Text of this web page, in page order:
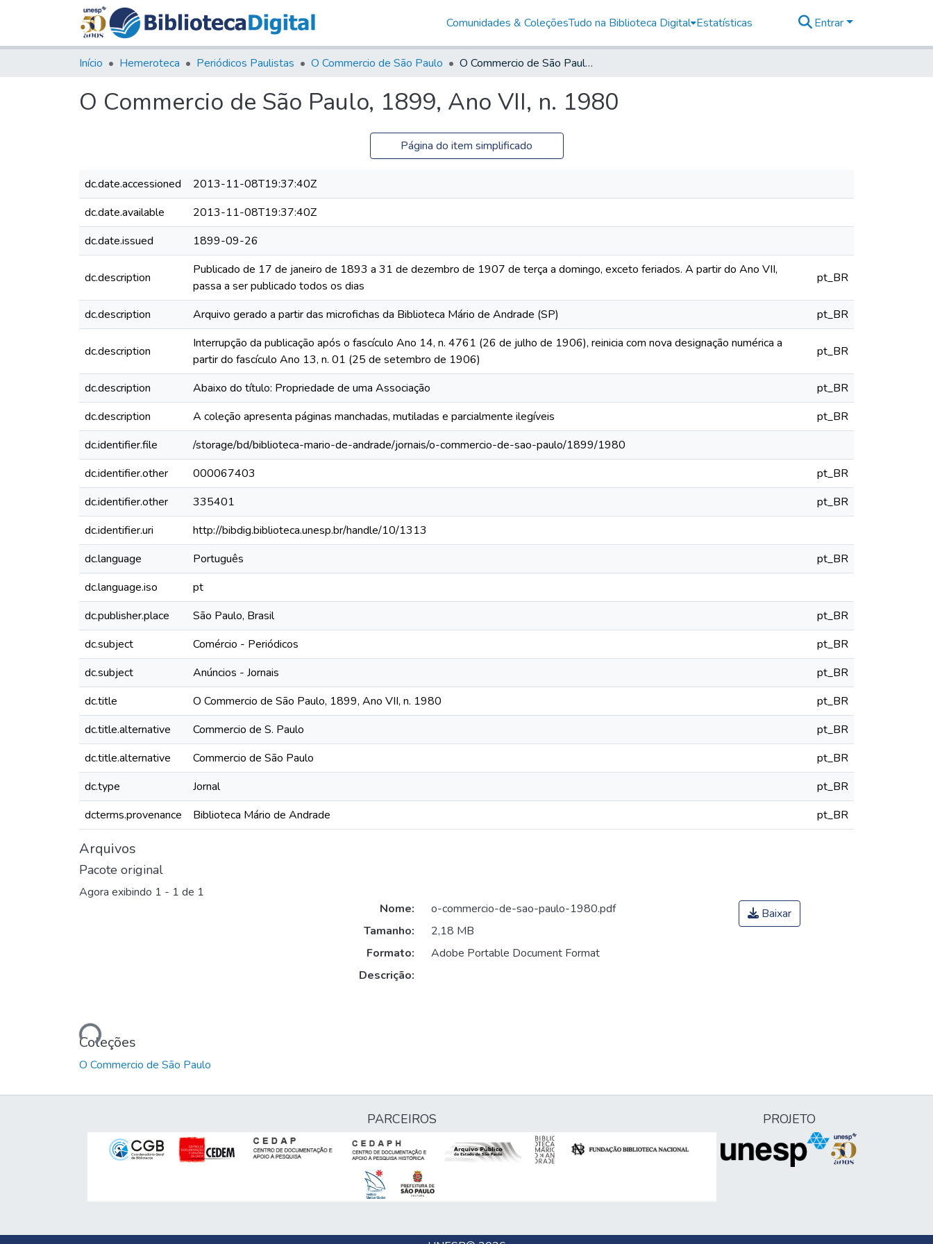
Comunidades & ColeçõesTudo na Biblioteca Digital Estatísticas Entrar
Início Hemeroteca Periódicos Paulistas O Commercio de São Paulo O Commercio de São Paulo, 1899, Ano VII, n. 1980
O Commercio de São Paulo, 1899, Ano VII, n. 1980
Página do item simplificado
dc.date.accessioned
2013-11-08T19:37:40Z
dc.date.available
2013-11-08T19:37:40Z
dc.date.issued
1899-09-26
dc.description
Publicado de 17 de janeiro de 1893 a 31 de dezembro de 1907 de terça a domingo, exceto feriados. A partir do Ano VII,
passa a ser publicado todos os dias
pt_BR
dc.description Arquivo gerado a partir das microfichas da Biblioteca Mário de Andrade (SP) pt_BR
dc.description
Interrupção da publicação após o fascículo Ano 14, n. 4761 (26 de julho de 1906), reinicia com nova designação numérica a
partir do fascículo Ano 13, n. 01 (25 de setembro de 1906)
pt_BR
dc.description Abaixo do título: Propriedade de uma Associação
pt_BR
dc.description
A coleção apresenta páginas manchadas, mutiladas e parcialmente ilegíveis
pt_BR
dc.identifier.file
/storage/bd/biblioteca-mario-de-andrade/jornais/o-commercio-de-sao-paulo/1899/1980
dc.identifier.other
000067403
pt_BR
dc.identifier.other
335401
pt_BR
dc.identifier.uri
http://bibdig.biblioteca.unesp.br/handle/10/1313
dc.language
Português
pt_BR
dc.language.iso
pt
dc.publisher.place
São Paulo, Brasil
pt_BR
dc.subject
Comércio - Periódicos
pt_BR
dc.subject
Anúncios - Jornais
pt_BR
dc.title
O Commercio de São Paulo, 1899, Ano VII, n. 1980
pt_BR
dc.title.alternative
Commercio de S. Paulo
pt_BR
dc.title.alternative
Commercio de São Paulo
pt_BR
dc.type
Jornal
pt_BR
dcterms.provenance
Biblioteca Mário de Andrade pt_BR
Arquivos
Pacote original
Agora exibindo 1 - 1 de 1
Carregando...
Nome:
o-commercio-de-sao-paulo-1980.pdf
Tamanho:
2,18 MB
Formato:
Adobe Portable Document Format
Descrição:
Baixar
Coleções
O Commercio de São Paulo
PARCEIROS PROJETO